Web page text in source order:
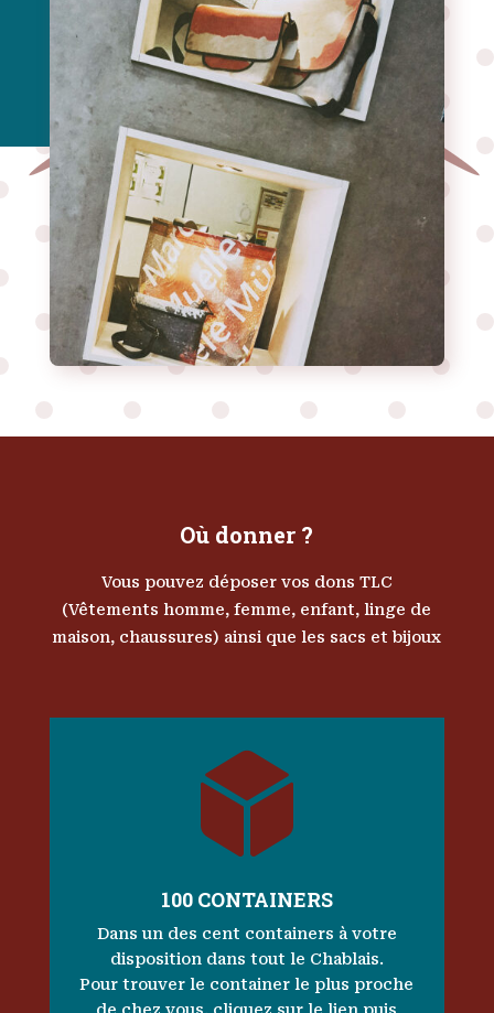
Où donner ?
Vous pouvez déposer vos dons TLC
(Vêtements homme, femme, enfant, linge de
maison, chaussures) ainsi que les sacs et bijoux

100 CONTAINERS
Dans un des cent containers à votre
disposition dans tout le Chablais.
Pour trouver le container le plus proche
de chez vous, cliquez sur le lien puis